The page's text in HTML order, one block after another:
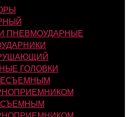
ПНЕВМОУДАРНЫЕ
ГОЛОВКИ